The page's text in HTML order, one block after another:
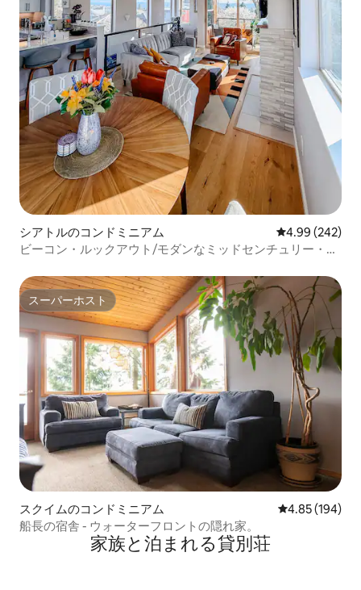
シアトルのコンドミニアム レビュー242
4.99 (242)
ビーコン・ルックアウト/モダンなミッドセンチュリー・タ
スーパーホスト
スーパーホスト
スクイムのコンドミニアム レビュー194
4.85 (194)
船長の宿舎 - ウォーターフロントの隠れ家。
家族と泊まれる貸別荘